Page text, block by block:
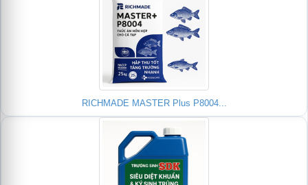
RICHMADE MASTER Plus P8004...